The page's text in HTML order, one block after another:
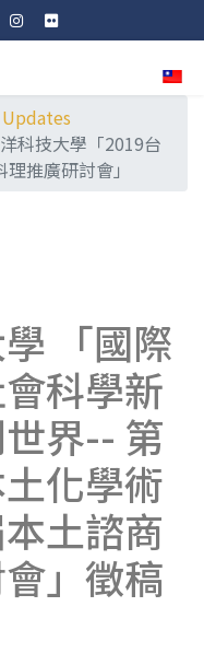
科技大學「2019台
推廣研討會」
「國際
科學新
界-- 第
化學術
土諮商
」徵稿